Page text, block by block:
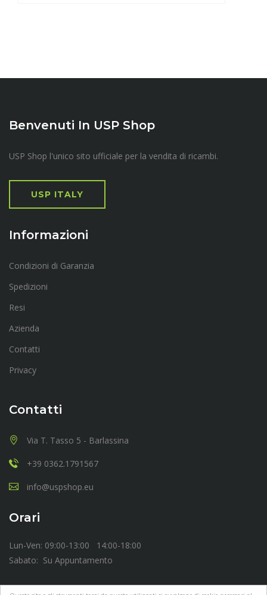
Benvenuti In USP Shop
USP Shop l'unico sito ufficiale per la vendita di ricambi.
USP ITALY
Informazioni
Condizioni di Garanzia
Spedizioni
Resi
Azienda
Contatti
Privacy
Contatti
Via T. Tasso 5 - Barlassina
+39 0362.1791567
info@uspshop.eu
Orari
Lun-Ven: 09:00-13:00 14:00-18:00
Sabato: Su Appuntamento